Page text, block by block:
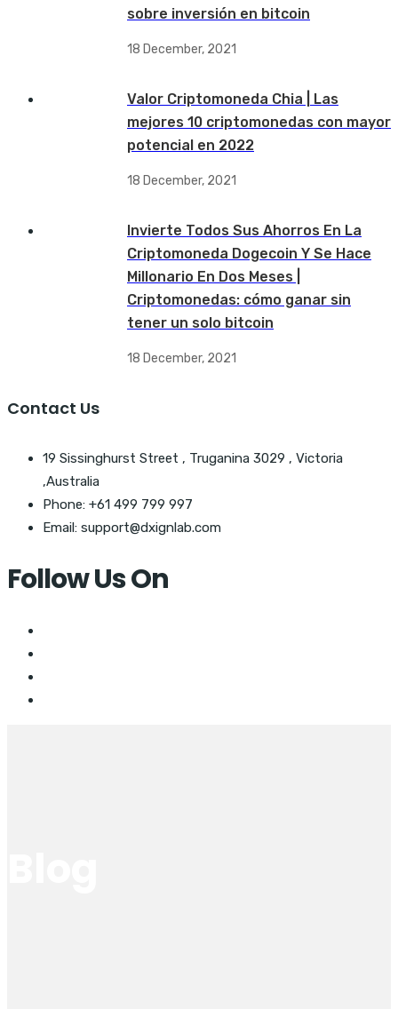
sobre inversión en bitcoin
18 December, 2021
Valor Criptomoneda Chia | Las
mejores 10 criptomonedas con mayor
potencial en 2022
18 December, 2021
Invierte Todos Sus Ahorros En La
Criptomoneda Dogecoin Y Se Hace
Millonario En Dos Meses |
Criptomonedas: cómo ganar sin
tener un solo bitcoin
18 December, 2021
Contact Us
19 Sissinghurst Street , Truganina 3029 , Victoria
,Australia
Phone: +61 499 799 997
Email: support@dxignlab.com
Follow Us On